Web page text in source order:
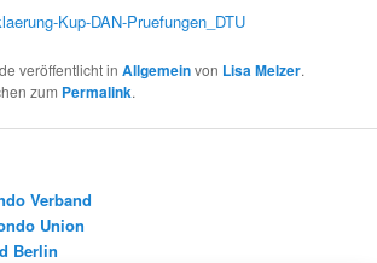
Kup-DAN-Pruefungen_DTU
veröffentlicht inAllgemeinvon Lisa Melzer.
zum Permalink.
Verband
Union
Berlin